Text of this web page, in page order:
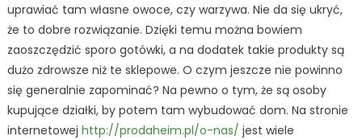
uprawiać tam własne owoce, czy warzywa. Nie da się ukryć,
że to dobre rozwiązanie. Dzięki temu można bowiem
zaoszczędzić sporo gotówki, a na dodatek takie produkty są
dużo zdrowsze niż te sklepowe. O czym jeszcze nie powinno
się generalnie zapominać? Na pewno o tym, że są osoby
kupujące działki, by potem tam wybudować dom. Na stronie
internetowej http://prodaheim.pl/o-nas/ jest wiele